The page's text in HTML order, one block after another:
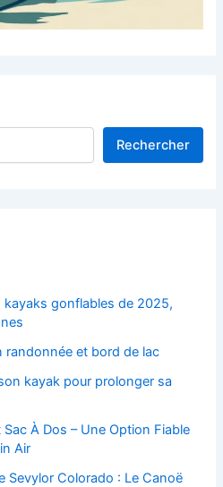
Rechercher
kayaks gonflables de 2025,
randonnée et bord de lac
kayak pour prolonger sa
À Dos – Une Option Fiable
Air
Sevylor Colorado : Le Canoë